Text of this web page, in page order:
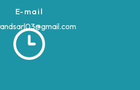
E-mail